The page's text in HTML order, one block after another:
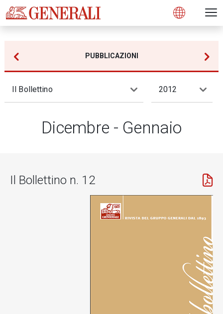
Open
PUBBLICAZIONI
Il Bollettino 2012
Dicembre - Gennaio
Il Bollettino n. 12